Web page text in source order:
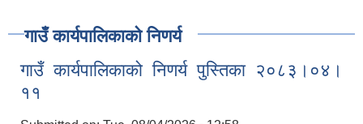
गाउँ कार्यपालिकाकाे निणर्य
गाउँ कार्यपालिकाको निणर्य पुस्तिका २०८३।०४।
११